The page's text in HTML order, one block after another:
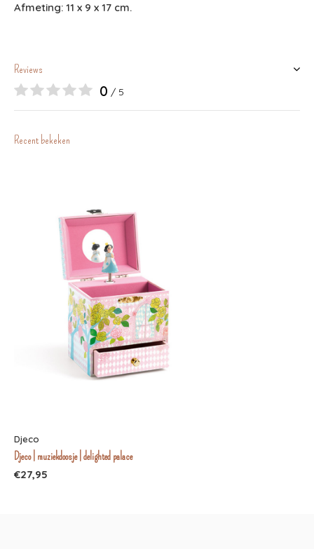
Afmeting: 11 x 9 x 17 cm.
Reviews
0 / 5
Recent bekeken
Djeco
Djeco | muziekdoosje | delighted palace
€27,95